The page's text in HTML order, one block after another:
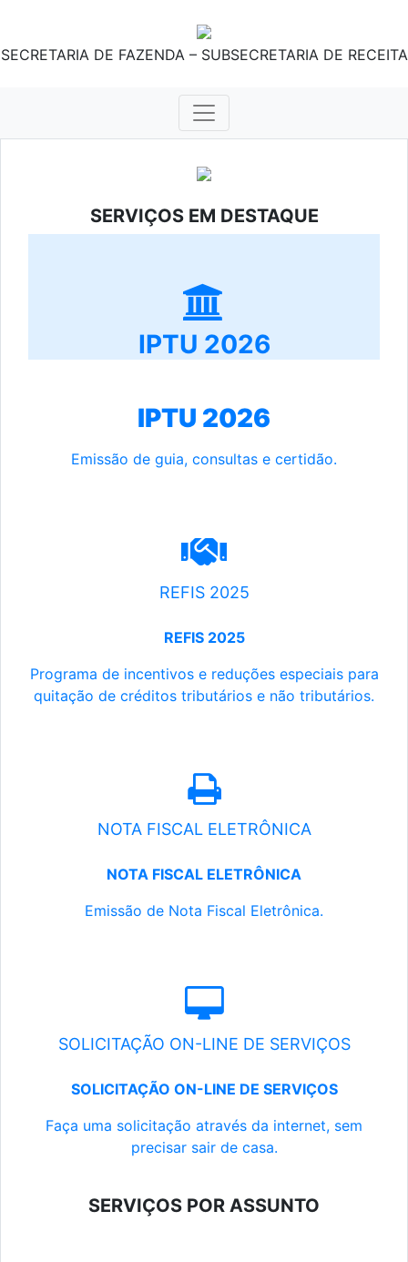
SECRETARIA DE FAZENDA – SUBSECRETARIA DE RECEITA
SERVIÇOS EM DESTAQUE
IPTU 2026
IPTU 2026
Emissão de guia, consultas e certidão.
REFIS 2025
REFIS 2025
Programa de incentivos e reduções especiais para
quitação de créditos tributários e não tributários.
NOTA FISCAL ELETRÔNICA
NOTA FISCAL ELETRÔNICA
Emissão de Nota Fiscal Eletrônica.
SOLICITAÇÃO ON-LINE DE SERVIÇOS
SOLICITAÇÃO ON-LINE DE SERVIÇOS
Faça uma solicitação através da internet, sem
precisar sair de casa.
SERVIÇOS POR ASSUNTO